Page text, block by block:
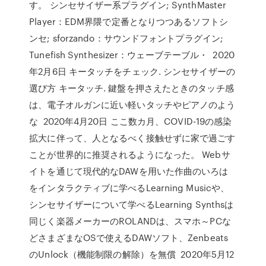
す。 シンセサイザー系プラグイン; SynthMaster
Player：EDM界隈で定番となりつつあるソフトシ
ンセ; sforzando：サウンドフォントプラグイン;
Tunefish Synthesizer：ウェーブテーブル・ 2020
年2月6日 キータッチをチェック. シンセサイザーの
選び方 キータッチ. 鍵盤を押さえたときのタッチ感
は、電子オルガンに近い軽いタッチやピアノのよう
な 2020年4月20日 ここ数カ月、COVID-19の感染
拡大に伴って、人となるべく接触せずに家で過ごす
ことが世界的に推奨されるようになった。 Webサ
イトを通じて現代的なDAWを用いた作曲のいろは
をインタラクティブに学べるLearning Musicや、
シンセサイザーについて学べるLearning Synthsは
同じく楽器メーカーのROLANDは、スマホ～PCな
どさまざまなOSで使えるDAWソフト、Zenbeats
のUnlock（機能制限の解除）を無償 2020年5月12